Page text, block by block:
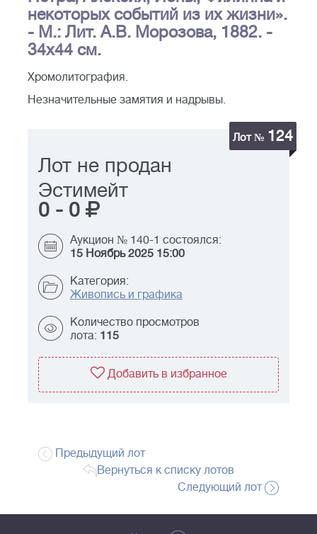
некоторых событий из их жизни».
- М.: Лит. А.В. Морозова, 1882. -
34х44 см.
Хромолитография.
Незначительные замятия и надрывы.
Лот № 124
Лот не продан
Эстимейт
0 - 0
Аукцион № 140-1 состоялся:
15 Ноябрь 2025 15:00
Категория:
Живопись и графика
Количество просмотров
лота: 115
Добавить в избранное
Предыдущий лот
Вернуться к списку лотов
Следующий лот